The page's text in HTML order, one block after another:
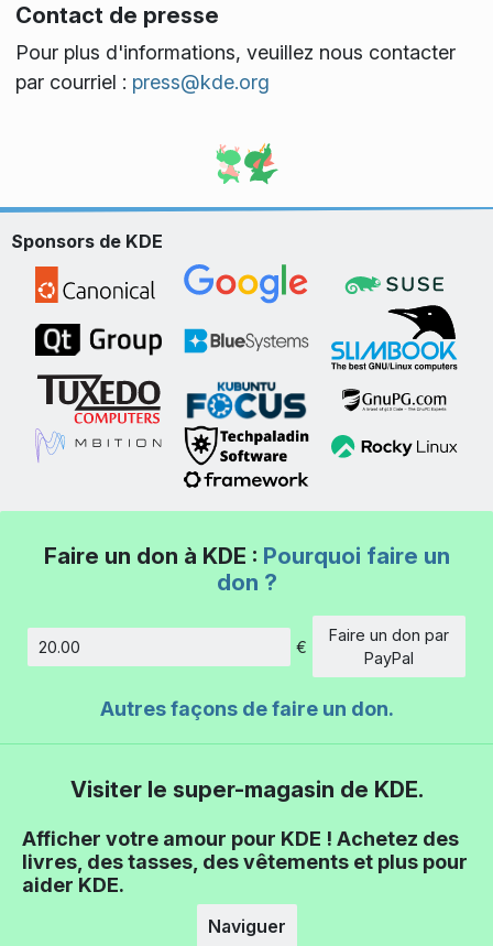
Contact de presse
Pour plus d'informations, veuillez nous contacter
par courriel : press@kde.org
Sponsors de KDE
Faire un don à KDE : Pourquoi faire un
don ?
Montant
€
Faire un don par
PayPal
Autres façons de faire un don.
Visiter le super-magasin de KDE.
Afficher votre amour pour KDE ! Achetez des
livres, des tasses, des vêtements et plus pour
aider KDE.
Naviguer